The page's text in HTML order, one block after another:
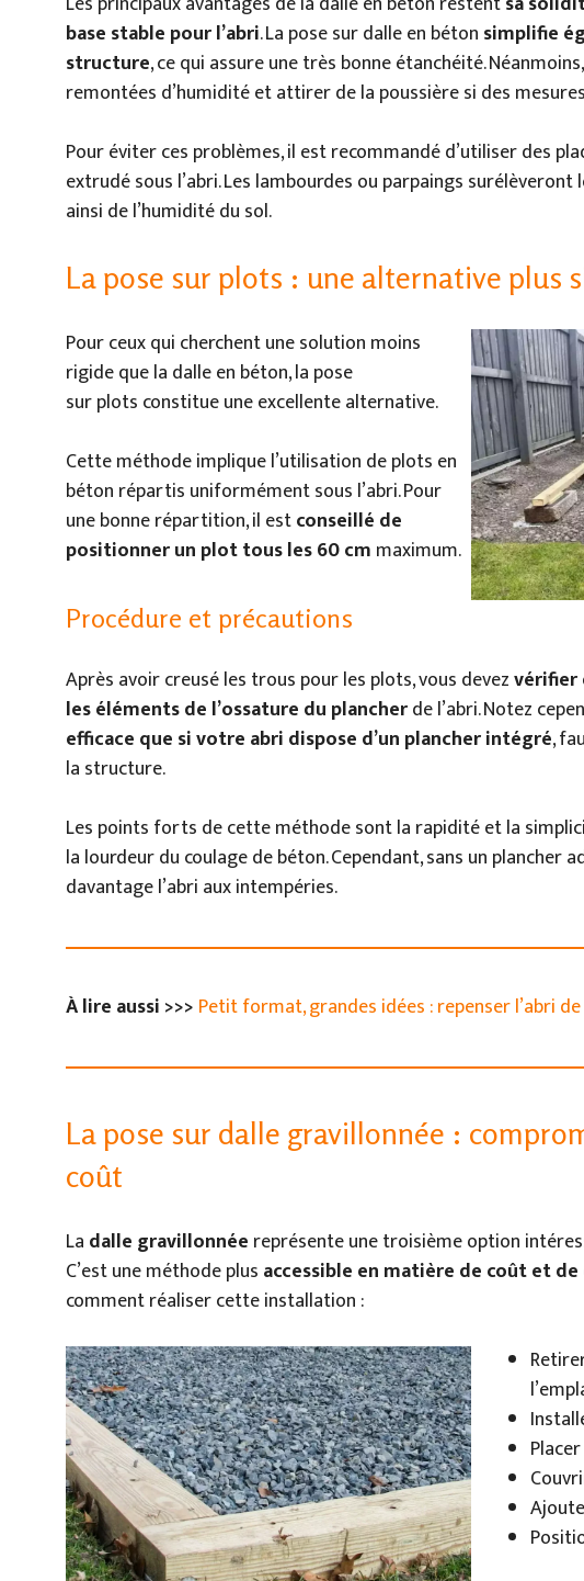
base stable pour l’abri. La pose sur dalle en béton simplifie
structure, ce qui assure une très bonne étanchéité.
remontées d’humidité et attirer de la poussière si des
Pour éviter ces problèmes, il est recommandé d’utiliser des
extrudé sous l’abri. Les lambourdes ou parpaings
ainsi de l’humidité du sol.
La pose sur plots : une alternative plus
Pour ceux qui cherchent une solution moins
rigide que la dalle en béton, la pose
sur plots constitue une excellente alternative.
Cette méthode implique l’utilisation de plots en
béton répartis uniformément sous l’abri. Pour
une bonne répartition, il estconseillé de
positionner un plot tous les 60 cm maximum.
Procédure et précautions
Après avoir creusé les trous pour les plots, vous devezvérifier
les éléments de l’ossature du plancherde l’abri. Notez
efficace que si votre abri dispose d’un plancher intégré,
la structure.
Les points forts de cette méthode sont la rapidité et la
la lourdeur du coulage de béton. Cependant, sans un plancher
davantage l’abri aux intempéries.
À lire aussi >>> Petit format, grandes idées : repenser l’abri
La pose sur dalle gravillonnée :
coût
La dalle gravillonnée représente une troisième option
C’est une méthode plus accessible en matière de coût et
comment réaliser cette installation :